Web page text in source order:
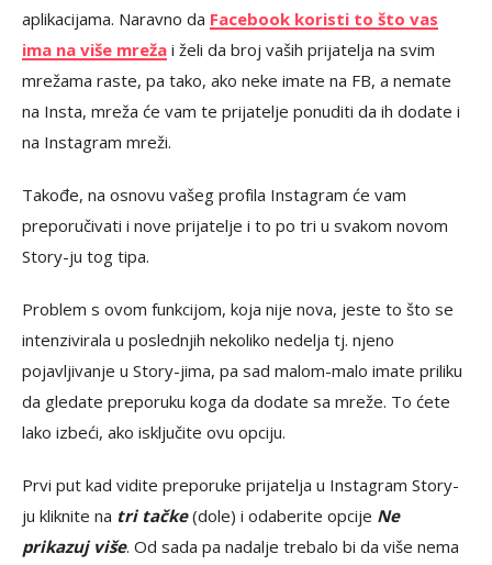
aplikacijama. Naravno da Facebook koristi to što vas
ima na više mreža i želi da broj vaših prijatelja na svim
mrežama raste, pa tako, ako neke imate na FB, a nemate
na Insta, mreža će vam te prijatelje ponuditi da ih dodate i
na Instagram mreži.
Takođe, na osnovu vašeg profila Instagram će vam
preporučivati i nove prijatelje i to po tri u svakom novom
Story-ju tog tipa.
Problem s ovom funkcijom, koja nije nova, jeste to što se
intenzivirala u poslednjih nekoliko nedelja tj. njeno
pojavljivanje u Story-jima, pa sad malom-malo imate priliku
da gledate preporuku koga da dodate sa mreže. To ćete
lako izbeći, ako isključite ovu opciju.
Prvi put kad vidite preporuke prijatelja u Instagram Story-
ju kliknite na tri tačke(dole) i odaberite opcije Ne
prikazuj više. Od sada pa nadalje trebalo bi da više nema